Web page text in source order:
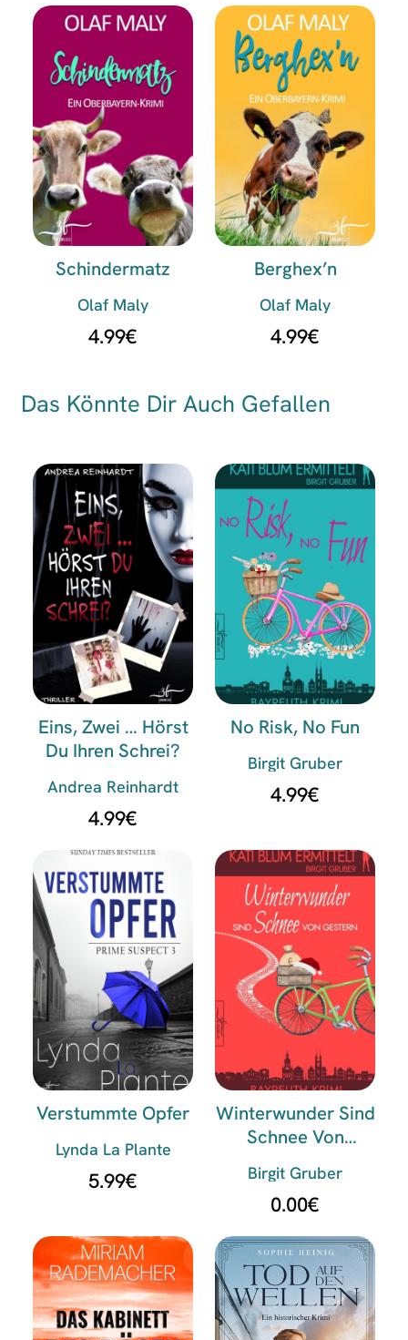
Schindermatz
Olaf Maly
4.99€
Berghex’n
Olaf Maly
4.99€
Das Könnte Dir Auch Gefallen
Eins, Zwei … Hörst
Du Ihren Schrei?
Andrea Reinhardt
4.99€
No Risk, No Fun
Birgit Gruber
4.99€
Verstummte Opfer
Lynda La Plante
5.99€
Winterwunder Sind
Schnee Von
Birgit Gruber
0.00€